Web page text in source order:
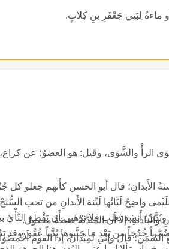
ماءةٌ لِبَنِي جَعْفَرِ بنِ كِلابٍ.
الرأْ والشَّوَى، وقيل: هو العضوُ؛ عن
واضِحٌ لَبَّاتُها لَيِّنة الأَبدانِ من تحتِ
والبادنةِ، إلا أَن المُبَدَّنةَ صيغةُ مفعول.
السَّمَن؛ قال وإني لَمِبْدانٌ، إذا القومُ